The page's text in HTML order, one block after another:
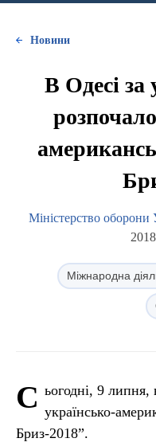
Новини
В Одесі за
Міністерство оборони
Міжнародна
С ьогодні, 9 липня,
українсько-
Бриз-2018”.